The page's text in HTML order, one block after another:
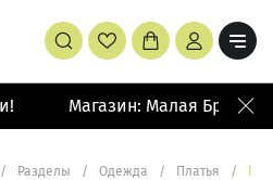
Магазин: Малая Бронная
/ Разделы / Одежда / Платья /